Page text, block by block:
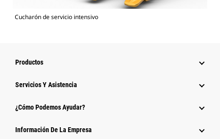
Cucharón de servicio intensivo
Productos
Servicios Y Asistencia
¿Cómo Podemos Ayudar?
Información De La Empresa